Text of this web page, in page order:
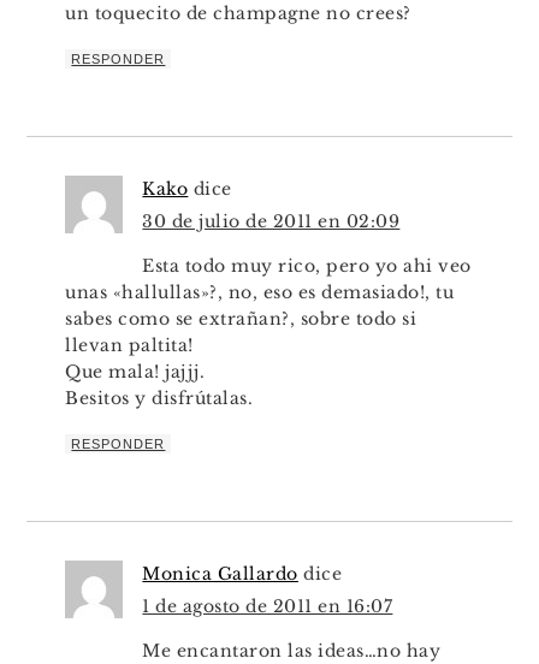
un toquecito de champagne no crees?
RESPONDER
Kako dice
30 de julio de 2011 en 02:09
Esta todo muy rico, pero yo ahi veo
unas «hallullas»?, no, eso es demasiado!, tu
sabes como se extrañan?, sobre todo si
llevan paltita!
Que mala! jajjj.
Besitos y disfrútalas.
RESPONDER
Monica Gallardo dice
1 de agosto de 2011 en 16:07
Me encantaron las ideas…no hay